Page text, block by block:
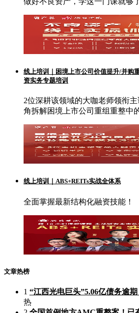
线上培训｜困境上市公司价值提升/并购
资实务专题培训
2位深耕该领域的大咖老师领衔
角拆解困境上市公司重组重整中
线上培训｜ABS+REITs实战全体系
全面掌握最新结构化融资技能！
文章热榜
1 “江西光电巨头”5.06亿债务逾
热